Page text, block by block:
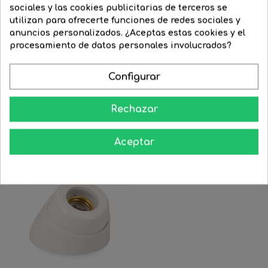
Duración
(horas de
vida)
25000
Grado de
protección
IP40
Grados de
Garantía
Temperatura
3000
Eficiencia
Energética
2019/2015)
G
-25%
sociales y las cookies publicitarias de terceros se
utilizan para ofrecerte funciones de redes sociales y
anuncios personalizados. ¿Aceptas estas cookies y el
procesamiento de datos personales involucrados?
Configurar
Rechazar
Aceptar